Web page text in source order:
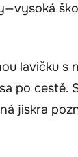
lavičku
po cestě.
jiskra